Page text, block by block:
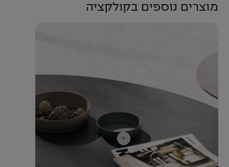
מוצרים נוספים בקולקציה
+